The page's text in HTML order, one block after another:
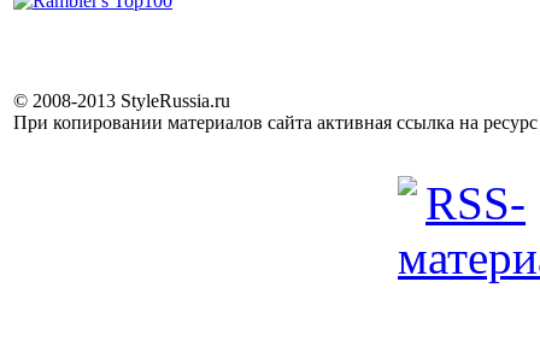
© 2008-2013 StyleRussia.ru
При копировании материалов сайта активная ссылка на